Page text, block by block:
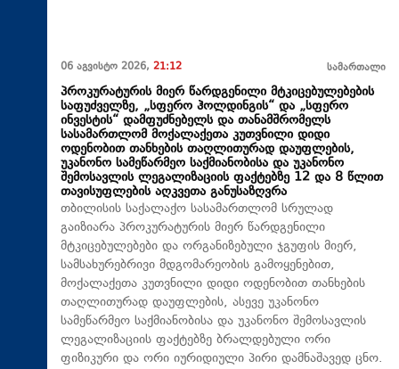
06 აგვისტო 2026, 21:12 სამართალი
პროკურატურის მიერ წარდგენილი მტკიცებულებების
საფუძველზე, „სფერო ჰოლდინგის“ და „სფერო
ინვესტის“ დამფუძნებელს და თანამშრომელს
სასამართლომ მოქალაქეთა კუთვნილი დიდი
ოდენობით თანხების თაღლითურად დაუფლების,
უკანონო სამეწარმეო საქმიანობისა და უკანონო
შემოსავლის ლეგალიზაციის ფაქტებზე 12 და 8 წლით
თავისუფლების აღკვეთა განუსაზღვრა
თბილისის საქალაქო სასამართლომ სრულად
გაიზიარა პროკურატურის მიერ წარდგენილი
მტკიცებულებები და ორგანიზებული ჯგუფის მიერ,
სამსახურებრივი მდგომარეობის გამოყენებით,
მოქალაქეთა კუთვნილი დიდი ოდენობით თანხების
თაღლითურად დაუფლების, ასევე უკანონო
სამეწარმეო საქმიანობისა და უკანონო შემოსავლის
ლეგალიზაციის ფაქტებზე ბრალდებული ორი
ფიზიკური და ორი იურიდიული პირი დამნაშავედ ცნო.